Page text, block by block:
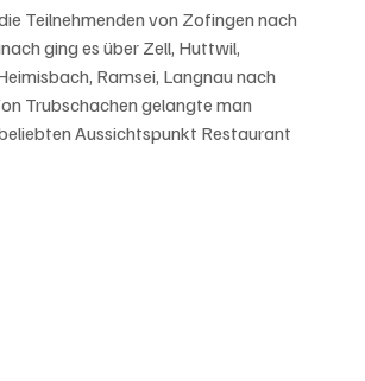
Teilnehmenden von Zofingen nach
ging es über Zell, Huttwil,
Ramsei, Langnau nach
Trubschachen gelangte man
Aussichtspunkt Restaurant